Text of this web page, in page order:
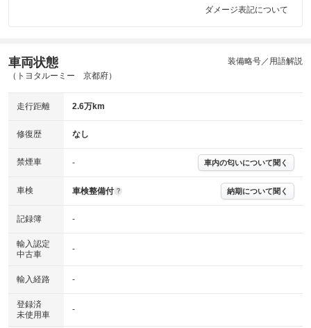
ダメージ表記について
車両状態
（トヨタルーミー 京都府）
装備略号／用語解説
走行距離 2.6万km
修復歴 なし
禁煙車 - 車内の匂いについて聞く
車検 車検整備付 ? 納期について聞く
記録簿 -
輸入認定
中古車
-
輸入経路 -
登録済
未使用車
-